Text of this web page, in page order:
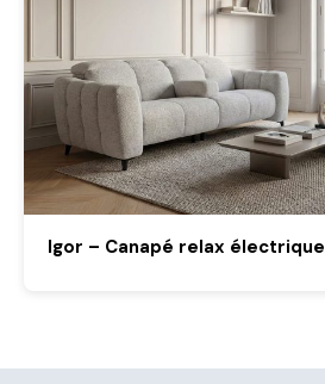
Igor – Canapé relax électrique